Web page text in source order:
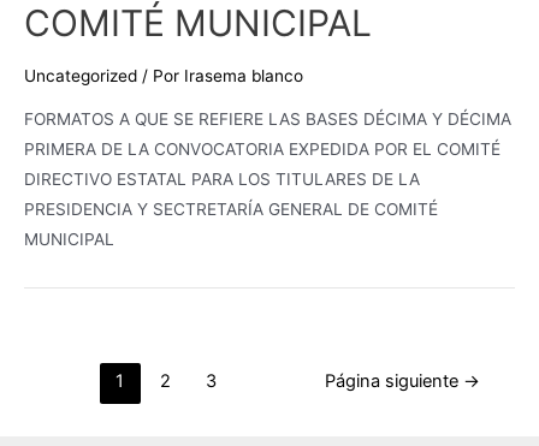
PERÍODO
2026-
COMITÉ MUNICIPAL
Uncategorized / Por Irasema blanco
FORMATOS A QUE SE REFIERE LAS BASES DÉCIMA Y DÉCIMA
PRIMERA DE LA CONVOCATORIA EXPEDIDA POR EL COMITÉ
DIRECTIVO ESTATAL PARA LOS TITULARES DE LA
PRESIDENCIA Y SECTRETARÍA GENERAL DE COMITÉ
MUNICIPAL
1 2 3 Página siguiente →